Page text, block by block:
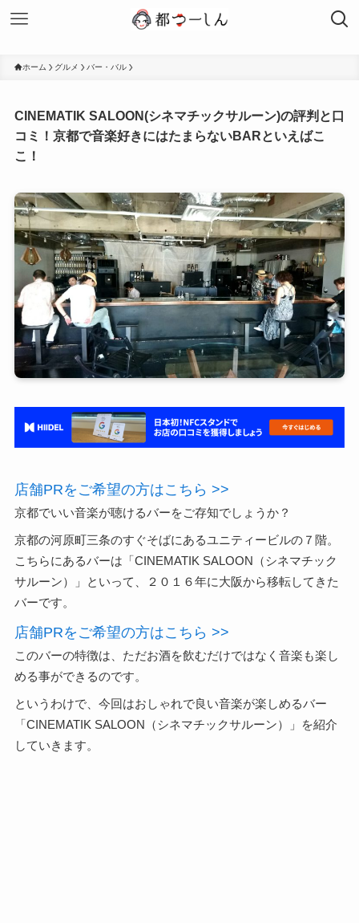
ホーム グルメ バー・バル
CINEMATIK SALOON(シネマチックサルーン)の評判と口
コミ！京都で音楽好きにはたまらないBARといえばこ
こ！
店舗PRをご希望の方はこちら >>
京都でいい音楽が聴けるバーをご存知でしょうか？
京都の河原町三条のすぐそばにあるユニティービルの７階。
こちらにあるバーは「CINEMATIK SALOON（シネマチック
サルーン）」といって、２０１６年に大阪から移転してきた
バーです。
店舗PRをご希望の方はこちら >>
このバーの特徴は、ただお酒を飲むだけではなく音楽も楽し
める事ができるのです。
というわけで、今回はおしゃれで良い音楽が楽しめるバー
「CINEMATIK SALOON（シネマチックサルーン）」を紹介
していきます。